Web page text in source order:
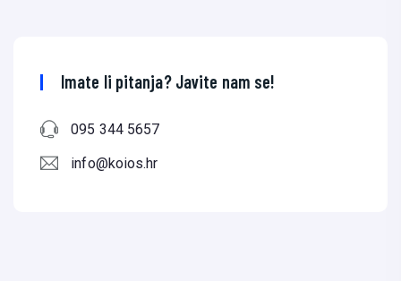
Imate li pitanja? Javite nam se!
095 344 5657
info@koios.hr